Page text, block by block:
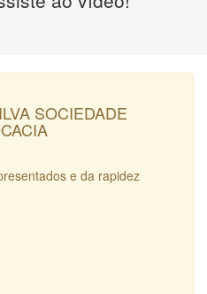
SOCIEDADE
e da rapidez